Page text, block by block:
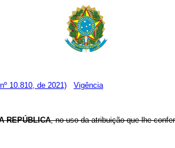
10.810, de 2021) Vigência
REPÚBLICA, no uso da atribuição que lhe